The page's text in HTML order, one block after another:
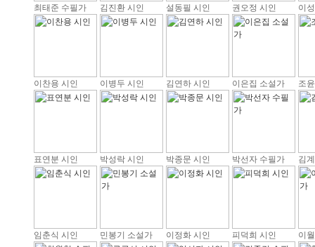
최태준 수필가 김진환 시인 설동필 시인 권오정 시인 이
이찬용 시인 이병두 시인 김연하 시인 이은집 소설가 조
표연분 시인 박성락 시인 박종문 시인 박선자 수필가 김
임춘식 시인 민봉기 소설가 이정화 시인 피덕희 시인 이